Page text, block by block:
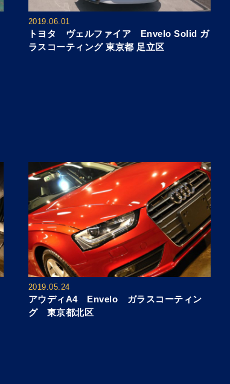
2019.06.01
トヨタ ヴェルファイア Envelo Solid ガ
ラスコーティング 東京都 足立区
2019.05.24
アウディA4 Envelo ガラスコーティン
グ 東京都北区